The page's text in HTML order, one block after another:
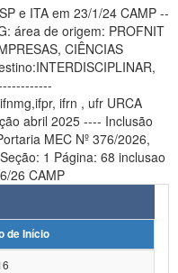
e ITA em 23/1/24 CAMP --
área de origem: PROFNIT
CIÊNCIAS
ifrn , ufr URCA
MEC Nº 376/2026,
1 Página: 68 inclusao
26 CAMP
de Início